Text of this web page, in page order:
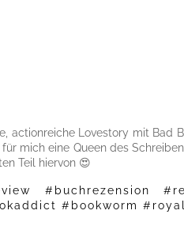
actionreiche Lovestory mit Bad
mich eine Queen des
Teil hiervon 😍
#buchrezension
#bookworm